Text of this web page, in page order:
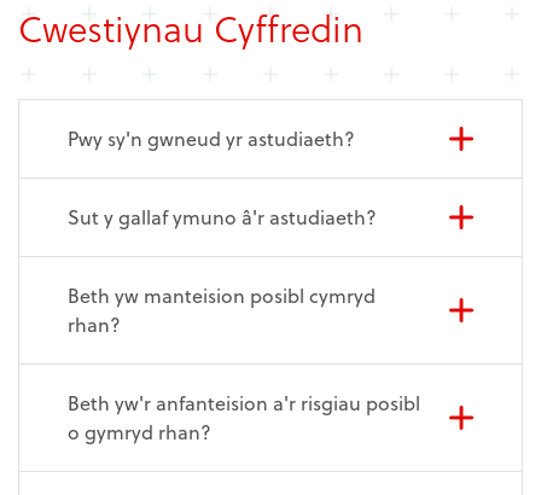
Cwestiynau Cyffredin
Pwy sy'n gwneud yr astudiaeth?
Sut y gallaf ymuno â'r astudiaeth?
Beth yw manteision posibl cymryd
rhan?
Beth yw'r anfanteision a'r risgiau posibl
o gymryd rhan?